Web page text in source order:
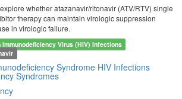
whether atazanavir/ritonavir (ATV/RTV) single
therapy can maintain virologic suppression
in virologic failure.
Immunodeficiency Virus (HIV) Infections
Syndrome HIV Infections
Syndromes